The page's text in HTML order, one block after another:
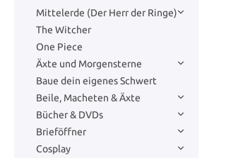
Mittelerde (Der Herr der Ringe)
The Witcher
One Piece
Äxte und Morgensterne
Baue dein eigenes Schwert
Beile, Macheten & Äxte
Bücher & DVDs
Brieföffner
Cosplay